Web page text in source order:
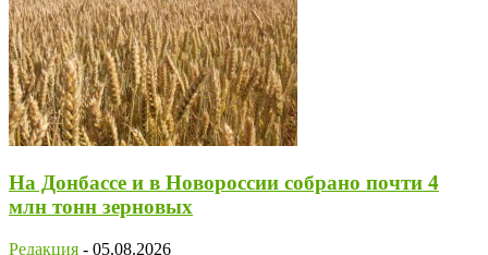
На Донбассе и в Новороссии собрано почти 4
млн тонн зерновых
Редакция - 05.08.2026